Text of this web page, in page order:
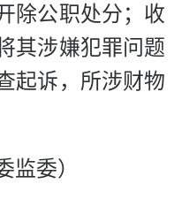
除公职处分；收
其涉嫌犯罪问题
起诉，所涉财物
监委）